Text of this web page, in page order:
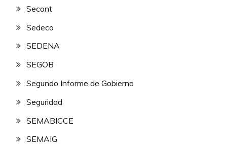
Secont
Sedeco
SEDENA
SEGOB
Segundo Informe de Gobierno
Seguridad
SEMABICCE
SEMAIG